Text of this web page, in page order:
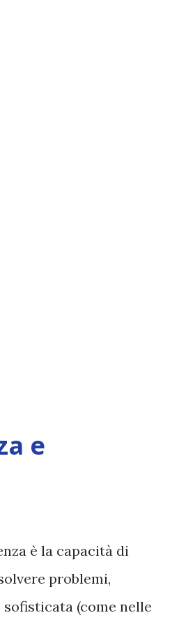
e
è la capacità di
problemi,
(come nelle